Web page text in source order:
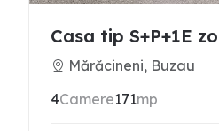
Casa tip S+P+1E
Mărăcineni, Buzau
4Camere171mp